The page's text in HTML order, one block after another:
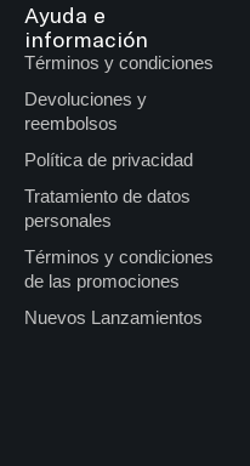
Ayuda e
información
Términos y condiciones
Devoluciones y
reembolsos
Política de privacidad
Tratamiento de datos
personales
Términos y condiciones
de las promociones
Nuevos Lanzamientos